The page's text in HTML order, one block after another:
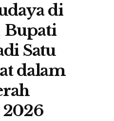
di
Bupati
Satu
dalam
2026